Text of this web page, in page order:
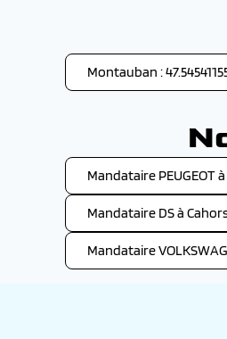
Montauban :
Mandataire PEUGEOT
Mandataire DS à
Mandataire